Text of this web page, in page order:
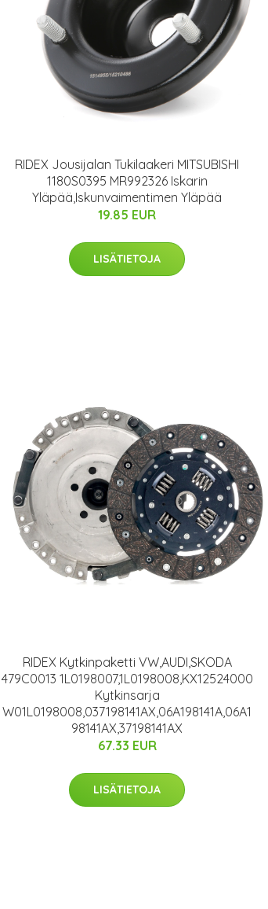
RIDEX Jousijalan Tukilaakeri MITSUBISHI
1180S0395 MR992326 Iskarin
Yläpää,Iskunvaimentimen Yläpää
19.85 EUR
LISÄTIETOJA
RIDEX Kytkinpaketti VW,AUDI,SKODA
479C0013 1L0198007,1L0198008,KX12524000
Kytkinsarja
W01L0198008,037198141AX,06A198141A,06A1
98141AX,37198141AX
67.33 EUR
LISÄTIETOJA